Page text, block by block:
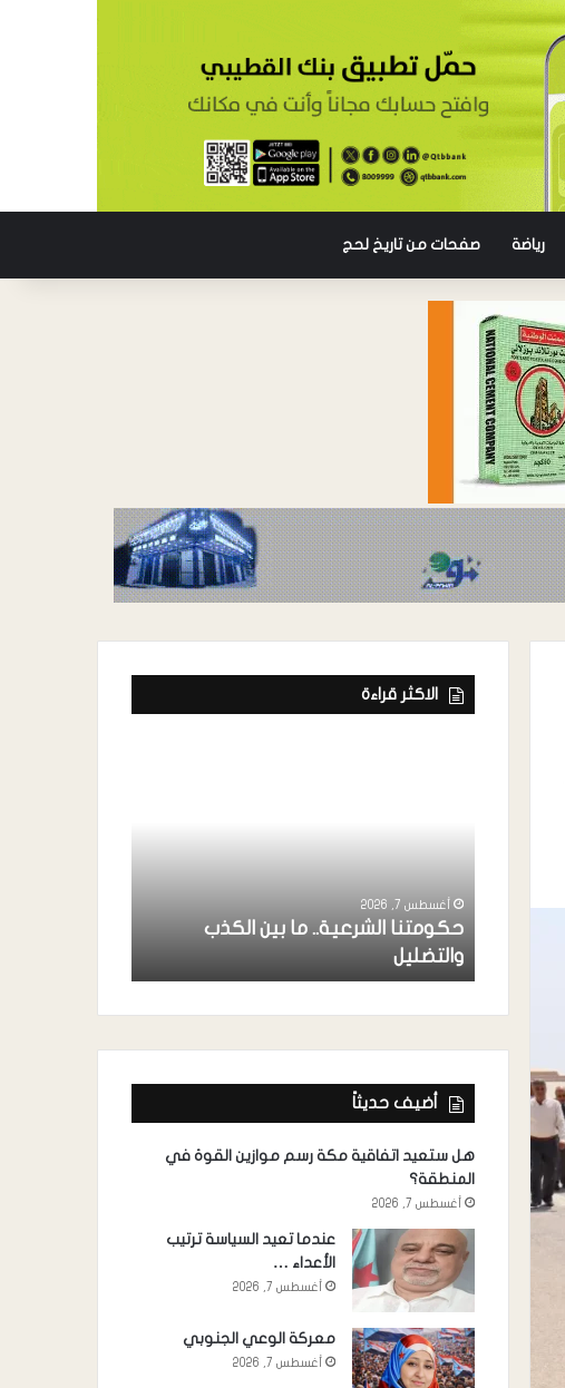
رياضة صفحات من تاريخ لحج
الاكثر قراءة
أغسطس 7, 2026
حكومتنا الشرعية.. ما بين الكذب
والتضليل
أضيف حديثاً
هل ستعيد اتفاقية مكة رسم موازين القوة في
المنطقة؟
أغسطس 7, 2026
عندما تعيد السياسة ترتيب
الأعداء …
أغسطس 7, 2026
معركة الوعي الجنوبي
أغسطس 7, 2026